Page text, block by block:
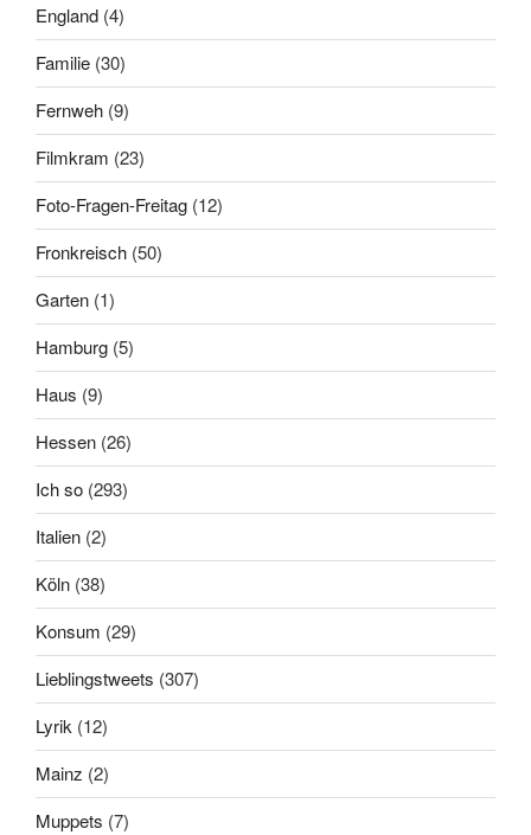
England (4)
Familie (30)
Fernweh (9)
Filmkram (23)
Foto-Fragen-Freitag (12)
Fronkreisch (50)
Garten (1)
Hamburg (5)
Haus (9)
Hessen (26)
Ich so (293)
Italien (2)
Köln (38)
Konsum (29)
Lieblingstweets (307)
Lyrik (12)
Mainz (2)
Muppets (7)